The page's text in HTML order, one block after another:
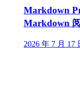
Markdown
Markdown
2026 年 7 月 17